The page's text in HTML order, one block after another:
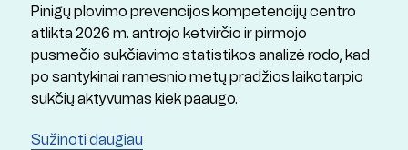
Pinigų plovimo prevencijos kompetencijų centro
atlikta 2026 m. antrojo ketvirčio ir pirmojo
pusmečio sukčiavimo statistikos analizė rodo, kad
po santykinai ramesnio metų pradžios laikotarpio
sukčių aktyvumas kiek paaugo.
Sužinoti daugiau